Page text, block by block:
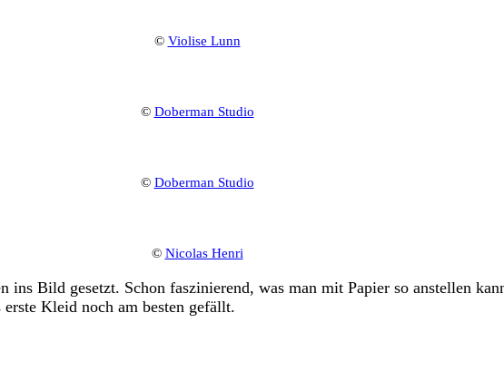
© Violise Lunn
© Doberman Studio
© Doberman Studio
© Nicolas Henri
ins Bild gesetzt. Schon faszinierend, was man mit Papier so anstellen
Kleid noch am besten gefällt.